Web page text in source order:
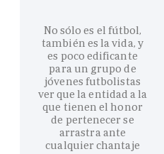
No sólo es el fútbol,
también es la vida, y
es poco edificante
para un grupo de
jóvenes futbolistas
ver que la entidad a la
que tienen el honor
de pertenecer se
arrastra ante
cualquier chantaje